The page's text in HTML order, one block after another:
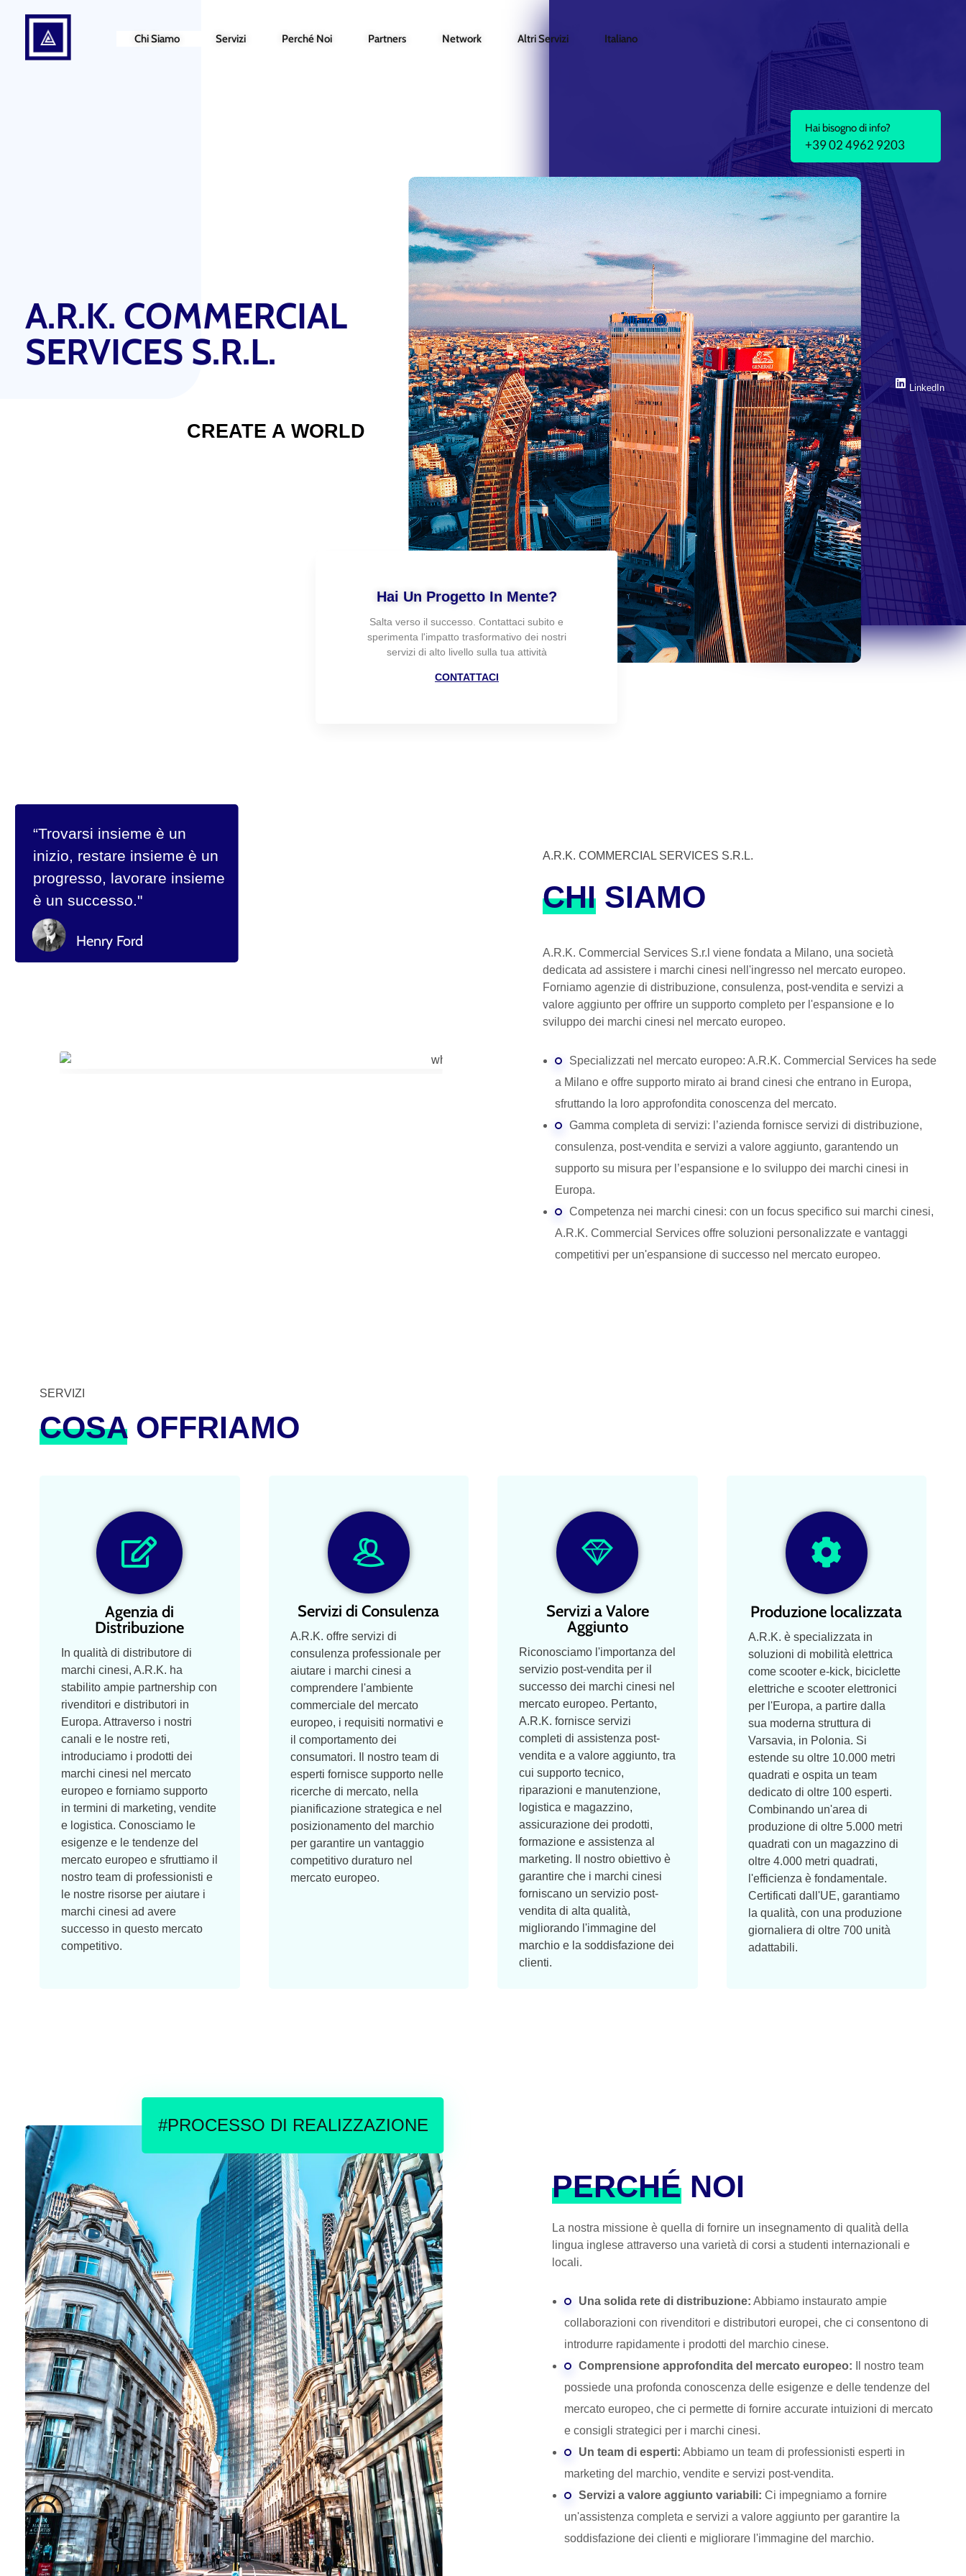
Chi Siamo Servizi Perché Noi Partners Network Altri Servizi Italiano
A.R.K. COMMERCIAL
SERVICES S.R.L.
CREATE A WORLD
Hai bisogno di info?
+39 02 4962 9203
Hai Un Progetto In Mente?
Salta verso il successo. Contattaci subito e
sperimenta l'impatto trasformativo dei nostri
servizi di alto livello sulla tua attività
CONTATTACI
LinkedIn
Henry Ford
“Trovarsi insieme è un
inizio, restare insieme è un
progresso, lavorare insieme
è un successo."
A.R.K. COMMERCIAL SERVICES S.R.L.
CHISIAMO
A.R.K. Commercial Services S.r.l viene fondata a Milano, una società
dedicata ad assistere i marchi cinesi nell'ingresso nel mercato europeo.
Forniamo agenzie di distribuzione, consulenza, post-vendita e servizi a
valore aggiunto per offrire un supporto completo per l'espansione e lo
sviluppo dei marchi cinesi nel mercato europeo.
Specializzati nel mercato europeo: A.R.K. Commercial Services ha sede
a Milano e offre supporto mirato ai brand cinesi che entrano in Europa,
sfruttando la loro approfondita conoscenza del mercato.
Gamma completa di servizi: l’azienda fornisce servizi di distribuzione,
consulenza, post-vendita e servizi a valore aggiunto, garantendo un
supporto su misura per l’espansione e lo sviluppo dei marchi cinesi in
Europa.
Competenza nei marchi cinesi: con un focus specifico sui marchi cinesi,
A.R.K. Commercial Services offre soluzioni personalizzate e vantaggi
competitivi per un'espansione di successo nel mercato europeo.
SERVIZI
COSAOFFRIAMO
Agenzia di
Distribuzione
In qualità di distributore di
marchi cinesi, A.R.K. ha
stabilito ampie partnership con
rivenditori e distributori in
Europa. Attraverso i nostri
canali e le nostre reti,
introduciamo i prodotti dei
marchi cinesi nel mercato
europeo e forniamo supporto
in termini di marketing, vendite
e logistica. Conosciamo le
esigenze e le tendenze del
mercato europeo e sfruttiamo il
nostro team di professionisti e
le nostre risorse per aiutare i
marchi cinesi ad avere
successo in questo mercato
competitivo.
Servizi di Consulenza
A.R.K. offre servizi di
consulenza professionale per
aiutare i marchi cinesi a
comprendere l'ambiente
commerciale del mercato
europeo, i requisiti normativi e
il comportamento dei
consumatori. Il nostro team di
esperti fornisce supporto nelle
ricerche di mercato, nella
pianificazione strategica e nel
posizionamento del marchio
per garantire un vantaggio
competitivo duraturo nel
mercato europeo.
Servizi a Valore
Aggiunto
Riconosciamo l'importanza del
servizio post-vendita per il
successo dei marchi cinesi nel
mercato europeo. Pertanto,
A.R.K. fornisce servizi
completi di assistenza post-
vendita e a valore aggiunto, tra
cui supporto tecnico,
riparazioni e manutenzione,
logistica e magazzino,
assicurazione dei prodotti,
formazione e assistenza al
marketing. Il nostro obiettivo è
garantire che i marchi cinesi
forniscano un servizio post-
vendita di alta qualità,
migliorando l'immagine del
marchio e la soddisfazione dei
clienti.
Produzione localizzata
A.R.K. è specializzata in
soluzioni di mobilità elettrica
come scooter e-kick, biciclette
elettriche e scooter elettronici
per l'Europa, a partire dalla
sua moderna struttura di
Varsavia, in Polonia. Si
estende su oltre 10.000 metri
quadrati e ospita un team
dedicato di oltre 100 esperti.
Combinando un'area di
produzione di oltre 5.000 metri
quadrati con un magazzino di
oltre 4.000 metri quadrati,
l'efficienza è fondamentale.
Certificati dall'UE, garantiamo
la qualità, con una produzione
giornaliera di oltre 700 unità
adattabili.
#PROCESSO DI REALIZZAZIONE
PERCHÉNOI
La nostra missione è quella di fornire un insegnamento di qualità della
lingua inglese attraverso una varietà di corsi a studenti internazionali e
locali.
Una solida rete di distribuzione: Abbiamo instaurato ampie
collaborazioni con rivenditori e distributori europei, che ci consentono di
introdurre rapidamente i prodotti del marchio cinese.
Comprensione approfondita del mercato europeo:
Il nostro team
possiede una profonda conoscenza delle esigenze e delle tendenze del
mercato europeo, che ci permette di fornire accurate intuizioni di mercato
e consigli strategici per i marchi cinesi.
Un team di esperti: Abbiamo un team di professionisti esperti in
marketing del marchio, vendite e servizi post-vendita.
Servizi a valore aggiunto variabili:Ci impegniamo a fornire
un'assistenza completa e servizi a valore aggiunto per garantire la
soddisfazione dei clienti e migliorare l'immagine del marchio.